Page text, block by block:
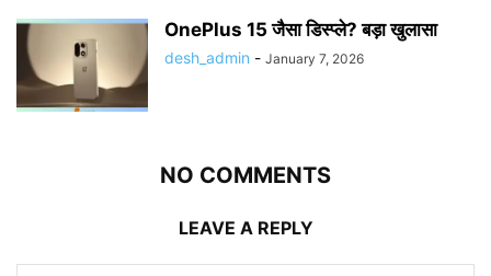
OnePlus 15 जैसा डिस्प्ले? बड़ा खुलासा
desh_admin - January 7, 2026
NO COMMENTS
LEAVE A REPLY